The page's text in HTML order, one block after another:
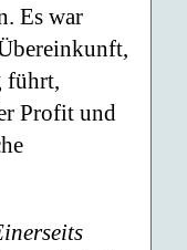
Es war
führt,
Profit und